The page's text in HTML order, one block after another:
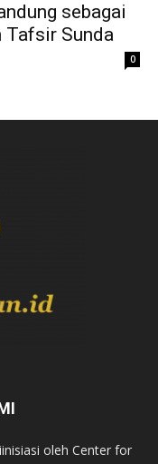
sebagai
Tafsir Sunda
0
oleh Center for